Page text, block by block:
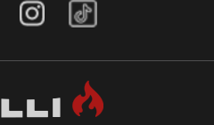
Instagram